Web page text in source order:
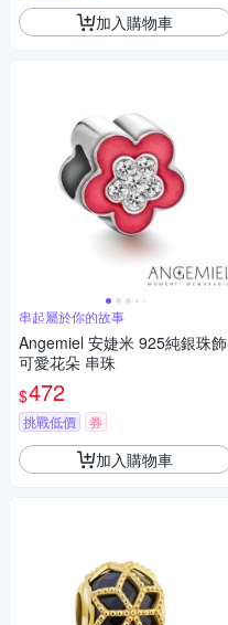
加入購物車
串起屬於你的故事
Angemiel 安婕米 925純銀珠飾
可愛花朵 串珠
$472
挑戰低價 券
加入購物車